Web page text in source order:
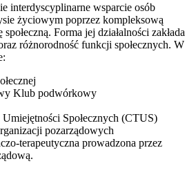
interdyscyplinarne wsparcie osób
życiowym poprzez kompleksową
Forma jej działalności zakłada
różnorodność funkcji społecznych. W
Klub podwórkowy
Społecznych (CTUS)
pozarządowych
terapeutyczna prowadzona przez